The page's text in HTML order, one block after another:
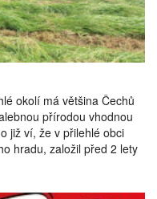
okolí má většina Čechů
přírodou vhodnou
již ví, že v přilehlé obci
hradu, založil před 2 lety